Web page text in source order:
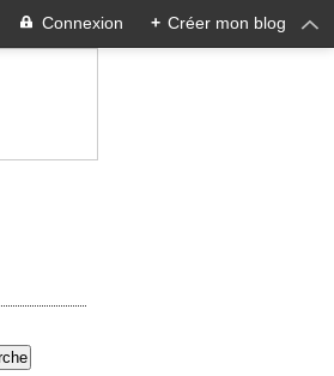
Connexion + Créer mon blog